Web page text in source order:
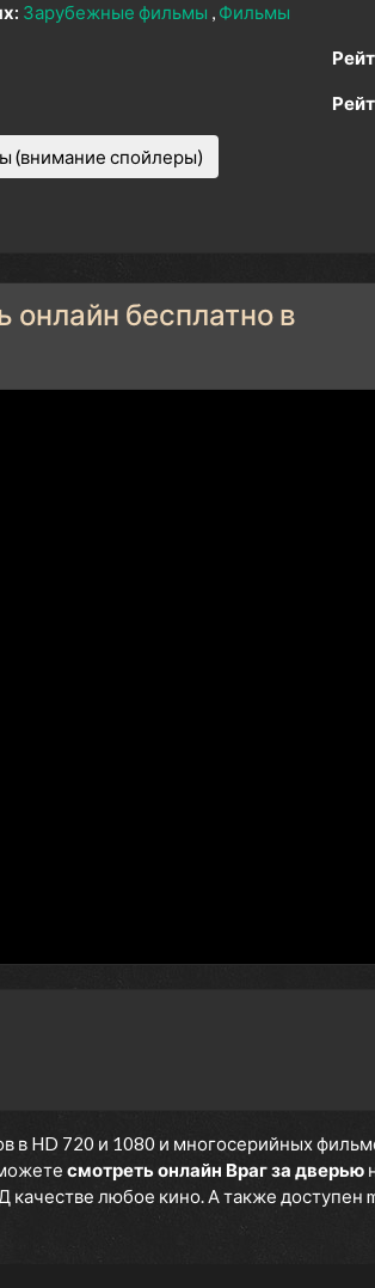
Зарубежные фильмы Фильмы
(внимание спойлеры)
бесплатно в
в HD 720 и 1080 и многосерийных
смотреть онлайн Враг за дверью
качестве любое кино. А также